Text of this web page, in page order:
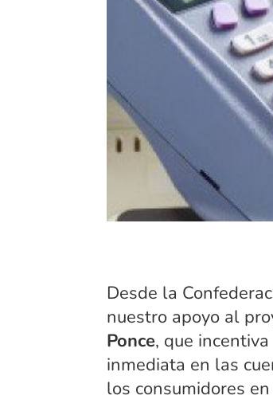
Desde la
nuestro apoyo al
Ponce, que
inmediata en las
los consumidores